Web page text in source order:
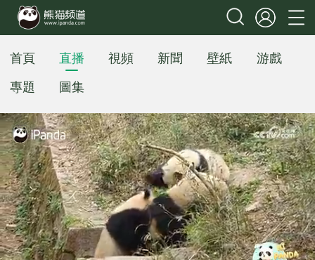
首頁 直播 視頻 新聞 壁紙
游戲
專題
圖集